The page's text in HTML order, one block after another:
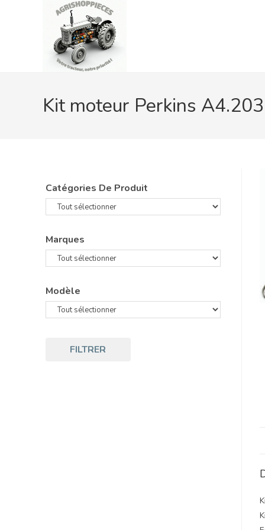
Kit moteur Perkins A4.203
Catégories De Produit
Marques
Modèle
FILTRER